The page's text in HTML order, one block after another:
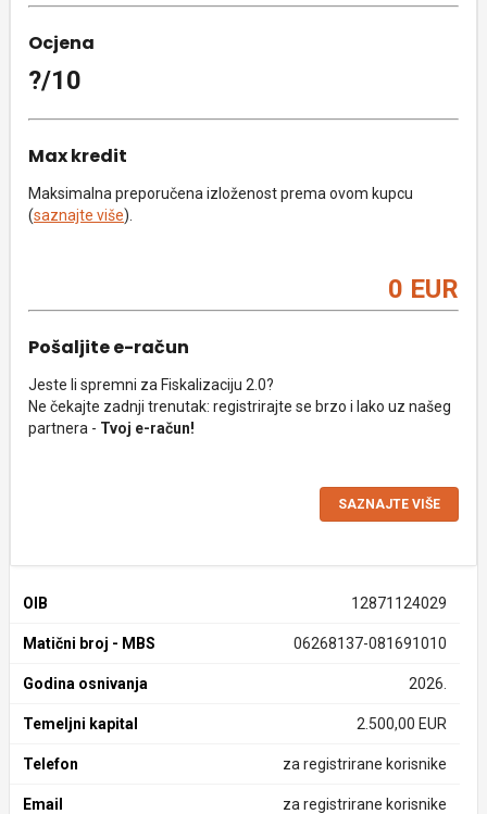
Ocjena
?/10
Max kredit
Maksimalna preporučena izloženost prema ovom kupcu
(saznajte više).
0 EUR
Pošaljite e-račun
Jeste li spremni za Fiskalizaciju 2.0?
Ne čekajte zadnji trenutak: registrirajte se brzo i lako uz našeg
partnera - Tvoj e-račun!
SAZNAJTE VIŠE
OIB 12871124029
Matični broj - MBS 06268137-081691010
Godina osnivanja 2026.
Temeljni kapital 2.500,00 EUR
Telefon za registrirane korisnike
Email za registrirane korisnike